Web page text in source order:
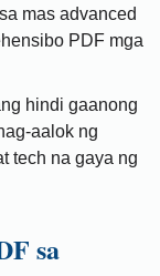
mas advanced
PDF mga
hindi gaanong
aalok ng
tech na gaya ng
sa